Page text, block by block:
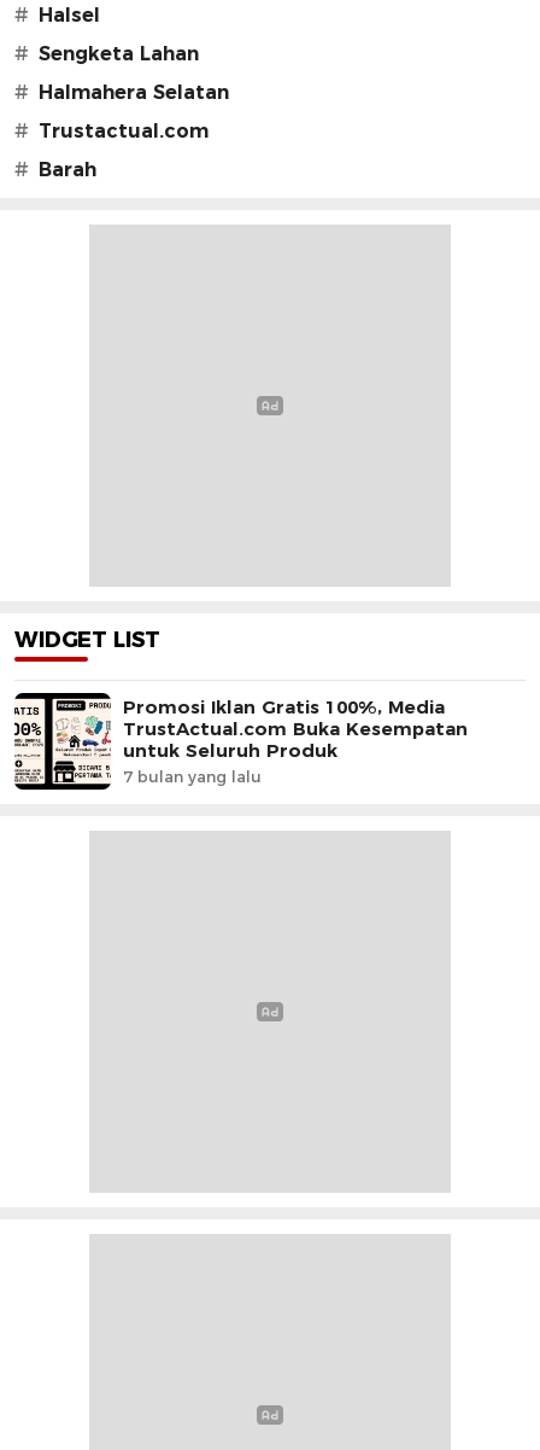
#
Halsel
# Sengketa Lahan
#
Halmahera Selatan
# Trustactual.com
#
Barah
WIDGET LIST
Promosi Iklan Gratis 100%, Media
TrustActual.com Buka Kesempatan
untuk Seluruh Produk
7 bulan yang lalu